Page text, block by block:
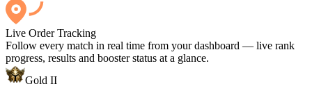
Live Order Tracking
Follow every match in real time from your dashboard — live rank
progress, results and booster status at a glance.
Gold II